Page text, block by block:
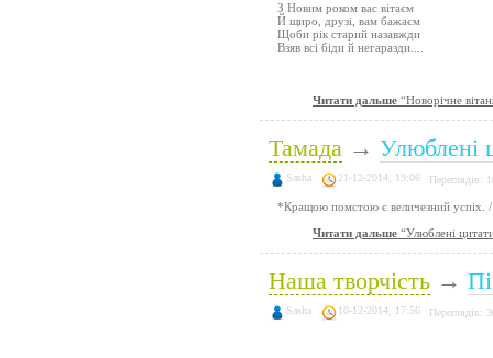
З Новим роком вас вітаєм
Й щиро, друзі, вам бажаєм
Щоби рік старий назавжди
Взяв всі біди й негаразди....
Читати дальше “Новорічне
Тамада → Улюблені
Sasha 21-12-2014, 19:06 Переглядів:
*Кращою помстою є величезний успіх.
Читати дальше “Улюблені
Наша творчість →
Sasha 10-12-2014, 17:56 Переглядів: